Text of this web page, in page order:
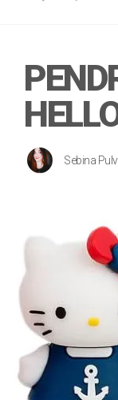
Sebina